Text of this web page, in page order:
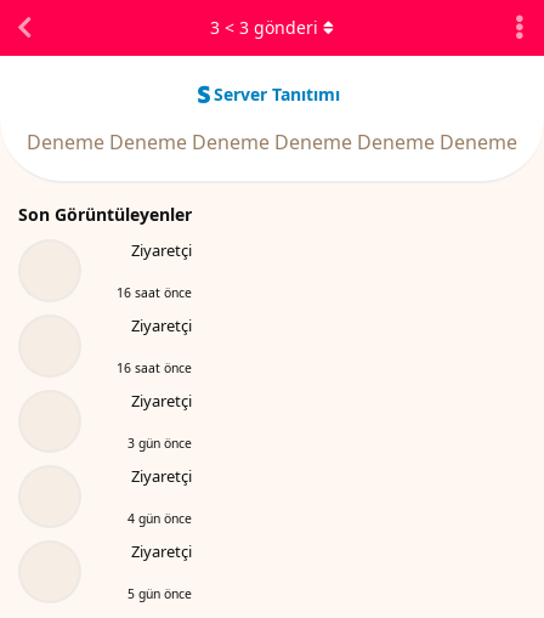
Server Tanıtımı
Deneme Deneme Deneme Deneme Deneme Deneme
Son Görüntüleyenler
Ziyaretçi
16 saat önce
Ziyaretçi
16 saat önce
Ziyaretçi
3 gün önce
Ziyaretçi
4 gün önce
Ziyaretçi
5 gün önce
3 < 3 gönderi